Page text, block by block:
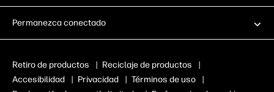
Permanezca conectado
Retiro de productos | Reciclaje de productos
|
Accesibilidad
| Privacidad | Términos de uso
|